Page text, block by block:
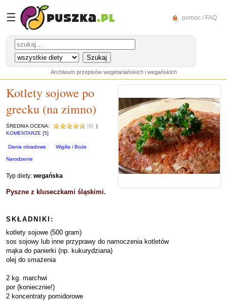
☰ pomoc / FAQ
Archiwum przepisów wegetariańskich i wegańskich
Kotlety sojowe po
grecku (na zimno)
ŚREDNIA OCENA: [9]
|
KOMENTARZE [5]
Dania obiadowe Wigilia i Boże
Narodzenie
Typ diety: wegańska
Pyszne z kluseczkami śląskimi.
SKŁADNIKI:
kotlety sojowe (500 gram)
sos sojowy lub inne przyprawy do namoczenia kotletów
mąka do panierki (np. kukurydziana)
olej do smażenia
2 kg. marchwi
por (koniecznie!)
2 koncentraty pomidorowe